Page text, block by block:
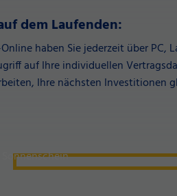
dem Laufenden:
haben Sie jederzeit über PC,
auf Ihre individuellen
Ihre nächsten Investitionen